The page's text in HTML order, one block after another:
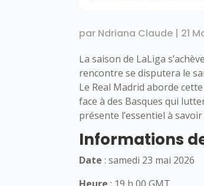
par Ndriana Claude | 21
La saison de LaLiga
rencontre se disputera le
Le Real Madrid aborde
face à des Basques qui
présente l’essentiel à savoir
Informations
Date : samedi 23 mai 2026